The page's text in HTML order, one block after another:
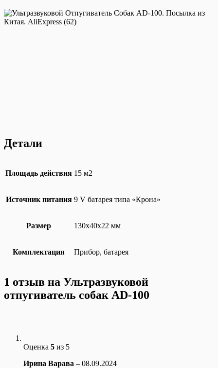
Детали
Площадь действия 15 м2
Источник питания 9 V батарея типа «Крона»
Размер 130х40х22 мм
Комплектация Прибор, батарея
1 отзыв на Ультразвуковой
отпугиватель собак AD-100
Оценка 5 из 5
Ирина Варава – 08.09.2024